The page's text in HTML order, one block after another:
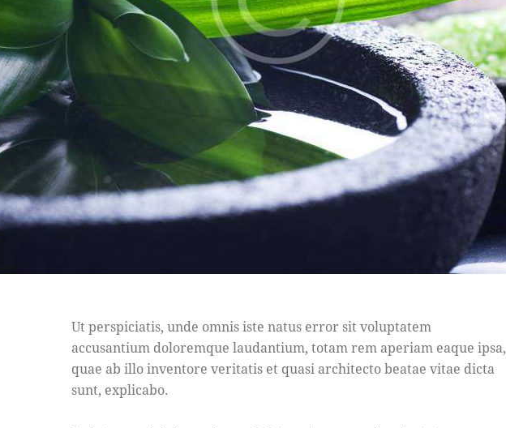
Ut perspiciatis, unde omnis iste natus error sit voluptatem
accusantium doloremque laudantium, totam rem aperiam eaque ipsa,
quae ab illo inventore veritatis et quasi architecto beatae vitae dicta
sunt, explicabo.